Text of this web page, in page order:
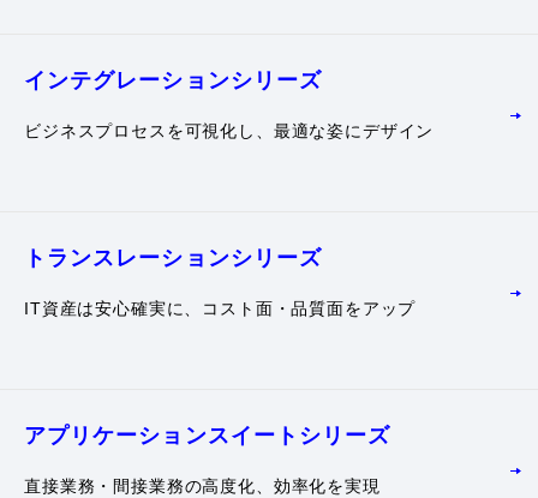
インテグレーションシリーズ
ビジネスプロセスを可視化し、最適な姿にデザイン
トランスレーションシリーズ
IT資産は安心確実に、コスト面・品質面をアップ
アプリケーションスイートシリーズ
直接業務・間接業務の高度化、効率化を実現